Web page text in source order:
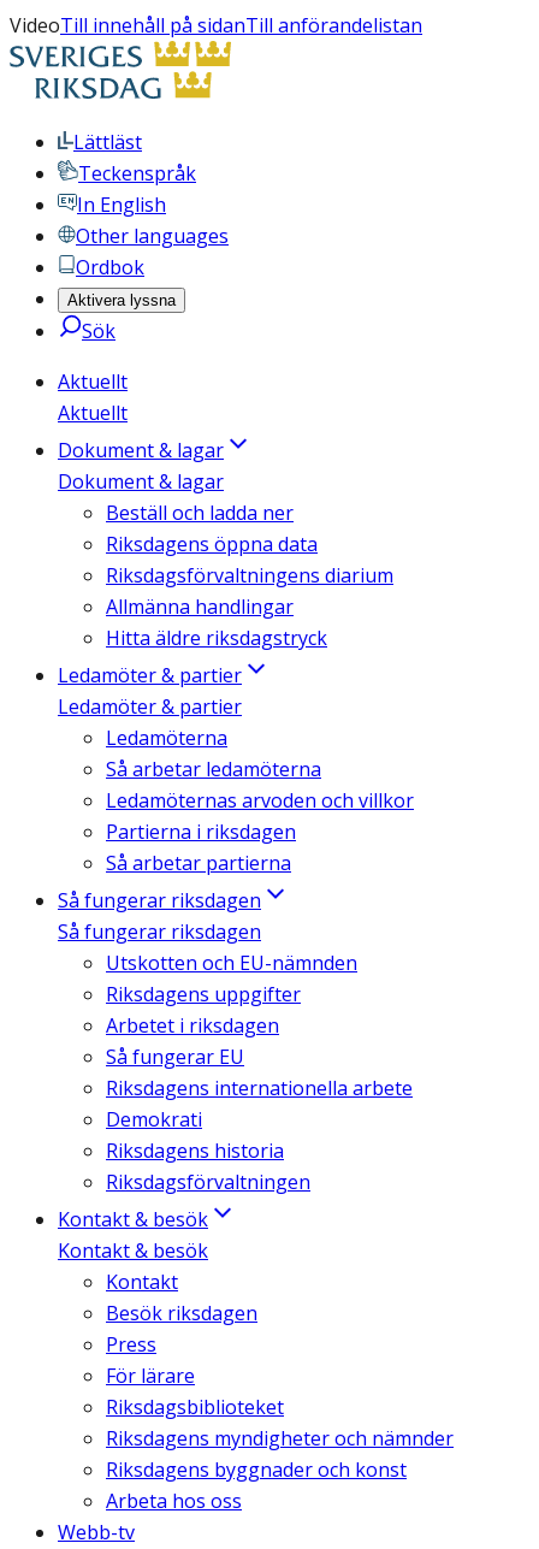
VideoTill innehåll på sidanTill anförandelistan
Lättläst
Teckenspråk
In English
Other languages
Ordbok
Aktivera lyssna
Sök
Aktuellt
Aktuellt
Dokument & lagar
Dokument & lagar
Beställ och ladda ner
Riksdagens öppna data
Riksdagsförvaltningens diarium
Allmänna handlingar
Hitta äldre riksdagstryck
Ledamöter & partier
Ledamöter & partier
Ledamöterna
Så arbetar ledamöterna
Ledamöternas arvoden och villkor
Partierna i riksdagen
Så arbetar partierna
Så fungerar riksdagen
Så fungerar riksdagen
Utskotten och EU-nämnden
Riksdagens uppgifter
Arbetet i riksdagen
Så fungerar EU
Riksdagens internationella arbete
Demokrati
Riksdagens historia
Riksdagsförvaltningen
Kontakt & besök
Kontakt & besök
Kontakt
Besök riksdagen
Press
För lärare
Riksdagsbiblioteket
Riksdagens myndigheter och nämnder
Riksdagens byggnader och konst
Arbeta hos oss
Webb-tv